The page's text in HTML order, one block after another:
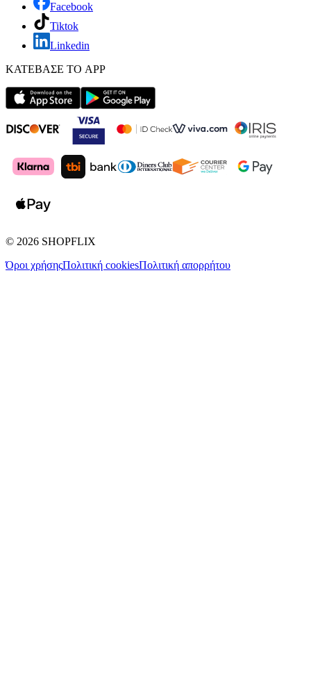
Facebook
Tiktok
Linkedin
ΚΑΤΕΒΑΣΕ ΤΟ APP
© 2026 SHOPFLIX
Όροι χρήσηςΠολιτική cookiesΠολιτική απορρήτου